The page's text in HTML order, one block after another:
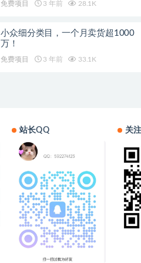
免费项目 3 年前 28.1K
小众细分类目，一个月卖货超1000
万！
免费项目 3 年前 33.1K
站长QQ 关